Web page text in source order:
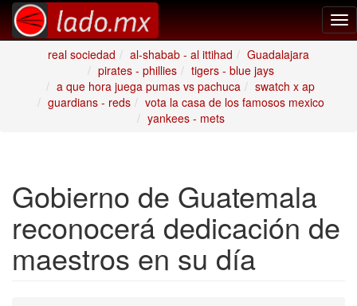
real sociedad
al-shabab - al ittihad
Guadalajara
pirates - phillies
tigers - blue jays
a que hora juega pumas vs pachuca
swatch x ap
guardians - reds
vota la casa de los famosos mexico
yankees - mets
Gobierno de Guatemala
reconocerá dedicación de
maestros en su día